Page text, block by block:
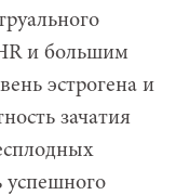
и большим
эстрогена и
зачатия
успешного